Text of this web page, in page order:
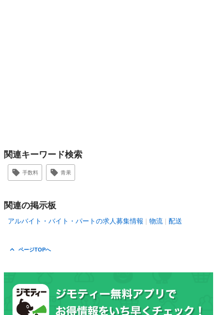
関連キーワード検索
手数料 青果
関連の掲示板
アルバイト・バイト・パートの求人募集情報 物流 配送
ページTOPへ